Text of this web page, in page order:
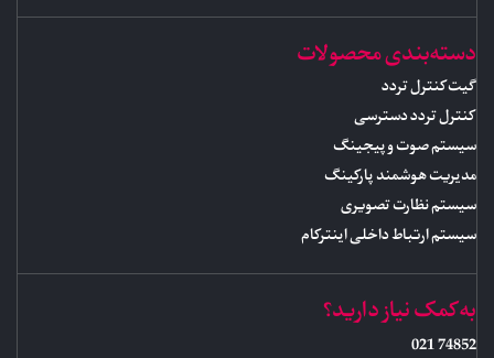
دسته‌بندی محصولات
گیت کنترل تردد
کنترل تردد دسترسی
سیستم صوت و پیجینگ
مدیریت هوشمند پارکینگ
سیستم نظارت تصویری
سیستم ارتباط داخلی اینترکام
به کمک نیاز دارید؟
74852 021